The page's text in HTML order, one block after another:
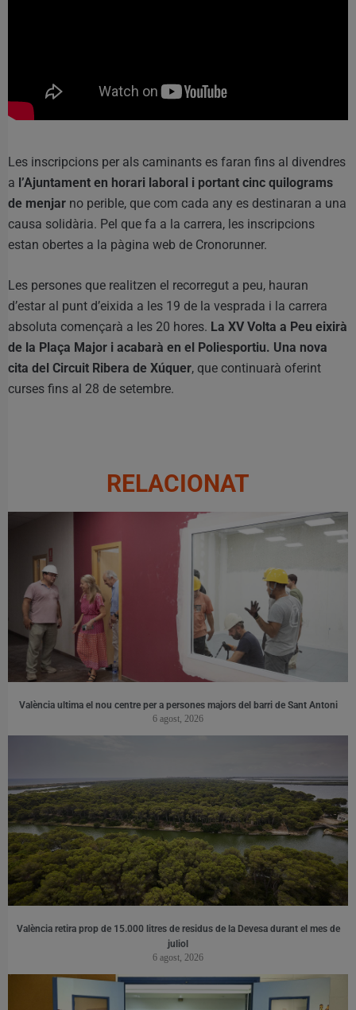
Les inscripcions per als caminants es faran fins al divendres
a l’Ajuntament en horari laboral i portant cinc quilograms
de menjar no perible, que com cada any es destinaran a una
causa solidària. Pel que fa a la carrera, les inscripcions
estan obertes a la pàgina web de Cronorunner.
Les persones que realitzen el recorregut a peu, hauran
d’estar al punt d’eixida a les 19 de la vesprada i la carrera
absoluta començarà a les 20 hores. La XV Volta a Peu eixirà
de la Plaça Major i acabarà en el Poliesportiu. Una nova
cita del Circuit Ribera de Xúquer, que continuarà oferint
curses fins al 28 de setembre.
RELACIONAT
València ultima el nou centre per a persones majors del barri de Sant Antoni
6 agost, 2026
València retira prop de 15.000 litres de residus de la Devesa durant el mes de
juliol
6 agost, 2026